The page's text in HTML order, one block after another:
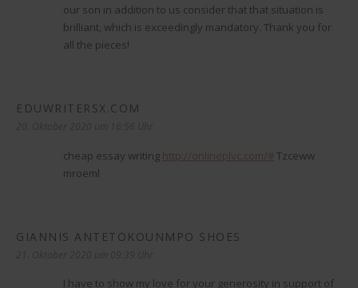
our son in addition to us consider that that situation is
brilliant, which is exceedingly mandatory. Thank you for
all the pieces!
EDUWRITERSX.COM
cheap essay writing http://onlineplvc.com/# Tzceww
mroeml
GIANNIS ANTETOKOUNMPO SHOES
I have to show my love for your generosity in support of